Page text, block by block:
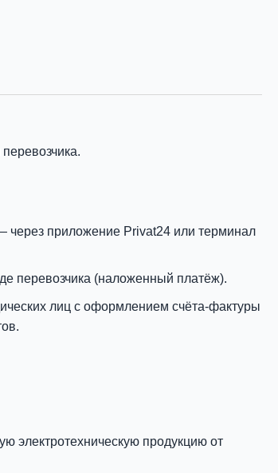
через приложение Privat24 или терминал
перевозчика (наложенный платёж).
лиц с оформлением счёта-фактуры
электротехническую продукцию от